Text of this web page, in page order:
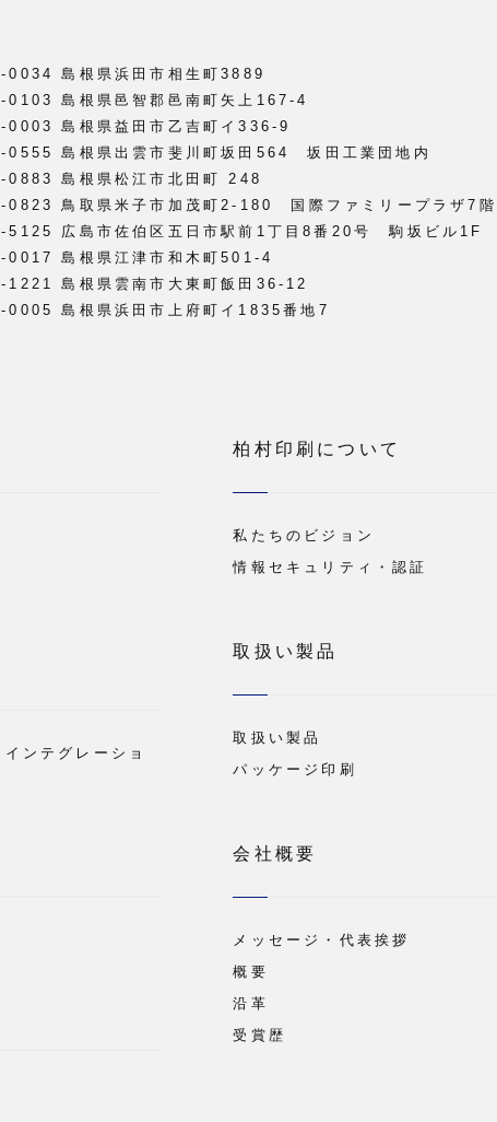
0034 島根県浜田市相生町3889
0103 島根県邑智郡邑南町矢上167-4
0003 島根県益田市乙吉町イ336-9
0555 島根県出雲市斐川町坂田564 坂田工業団地内
0883 島根県松江市北田町 248
0823 鳥取県米子市加茂町2-180 国際ファミリープラザ7階
5125 広島市佐伯区五日市駅前1丁目8番20号 駒坂ビル1F
0017 島根県江津市和木町501-4
1221 島根県雲南市大東町飯田36-12
0005 島根県浜田市上府町イ1835番地7
ンテグレーショ
柏村印刷について
私たちのビジョン
情報セキュリティ・認証
取扱い製品
取扱い製品
パッケージ印刷
会社概要
メッセージ・代表挨拶
概要
沿革
受賞歴